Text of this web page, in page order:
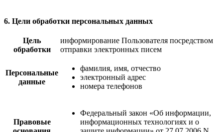
6. Цели обработки персональных данных
Цель
обработки
информирование Пользователя посредством
отправки электронных писем
Персональные
данные
фамилия, имя, отчество
электронный адрес
номера телефонов
Правовые
Федеральный закон «Об информации,
информационных технологиях и о